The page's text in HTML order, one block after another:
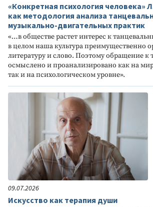
«Конкретная психология человека»
как методология анализа
музыкально-двигательных практик
«…в обществе растет интерес к
в целом наша культура преимущественно
литературу и слово. Поэтому обращение
осмыслено и проанализировано как на
так и на психологическом уровне».
09.07.2026
Искусство как терапия души